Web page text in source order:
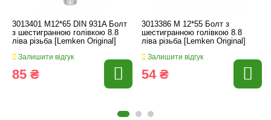
3013401 M12*65 DIN 931A Болт
з шестигранною голівкою 8.8
ліва різьба [Lemken Original]
Залишити відгук
85 ₴
3013386 M 12*55 Болт з
шестигранною голівкою 8.8
ліва різьба [Lemken Original]
Залишити відгук
54 ₴